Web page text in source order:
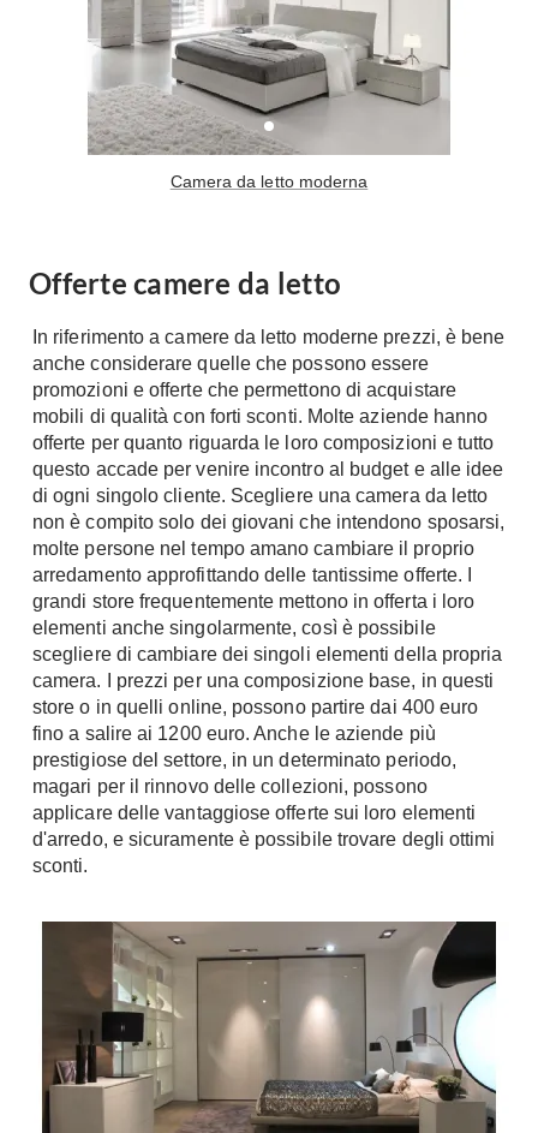
Camera da letto moderna
Offerte camere da letto
In riferimento a camere da letto moderne prezzi, è bene
anche considerare quelle che possono essere
promozioni e offerte che permettono di acquistare
mobili di qualità con forti sconti. Molte aziende hanno
offerte per quanto riguarda le loro composizioni e tutto
questo accade per venire incontro al budget e alle idee
di ogni singolo cliente. Scegliere una camera da letto
non è compito solo dei giovani che intendono sposarsi,
molte persone nel tempo amano cambiare il proprio
arredamento approfittando delle tantissime offerte. I
grandi store frequentemente mettono in offerta i loro
elementi anche singolarmente, così è possibile
scegliere di cambiare dei singoli elementi della propria
camera. I prezzi per una composizione base, in questi
store o in quelli online, possono partire dai 400 euro
fino a salire ai 1200 euro. Anche le aziende più
prestigiose del settore, in un determinato periodo,
magari per il rinnovo delle collezioni, possono
applicare delle vantaggiose offerte sui loro elementi
d'arredo, e sicuramente è possibile trovare degli ottimi
sconti.